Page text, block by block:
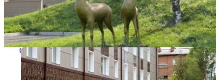
Профилей лечения:6 Крытый бассейн
Открытый бассейн
SPA
Санаторий Полосухинский
3.819 отзывов
Новокузнецк
Нет цен или свободных мест на выбранные даты
Выбрать другой вариант